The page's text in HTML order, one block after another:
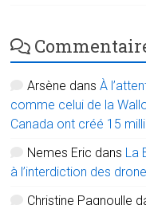
Arsène dansÀ
comme celui de la
Canada ont créé 15
Nemes Eric dans La
à l’interdiction des
Christine Pagnoulle